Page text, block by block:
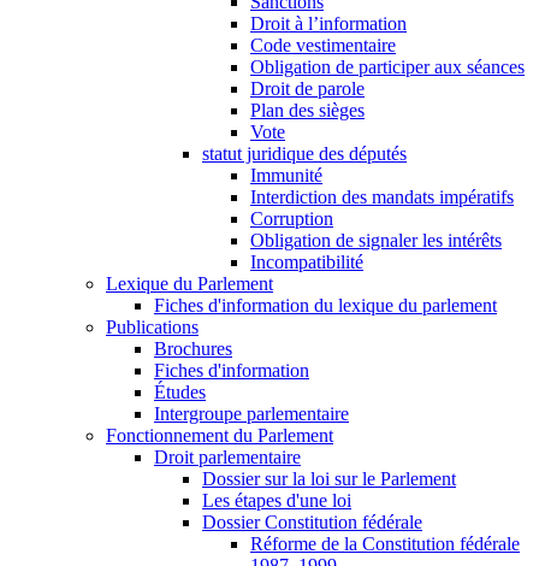
Droit à l’information
Code vestimentaire
Obligation de participer aux séances
Droit de parole
Plan des sièges
Vote
statut juridique des députés
Immunité
Interdiction des mandats impératifs
Corruption
Obligation de signaler les intérêts
Incompatibilité
Lexique du Parlement
Fiches d'information du lexique du parlement
Publications
Brochures
Fiches d'information
Études
Intergroupe parlementaire
Fonctionnement du Parlement
Droit parlementaire
Dossier sur la loi sur le Parlement
Les étapes d'une loi
Dossier Constitution fédérale
Réforme de la Constitution fédérale